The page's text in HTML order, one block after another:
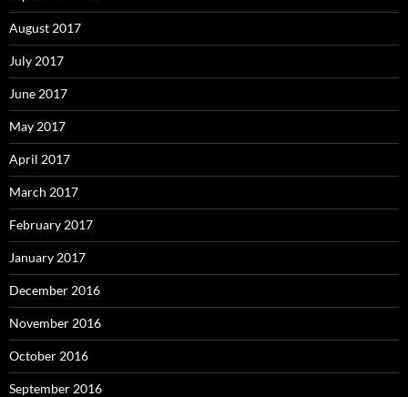
August 2017
July 2017
June 2017
May 2017
April 2017
March 2017
February 2017
January 2017
December 2016
November 2016
October 2016
September 2016